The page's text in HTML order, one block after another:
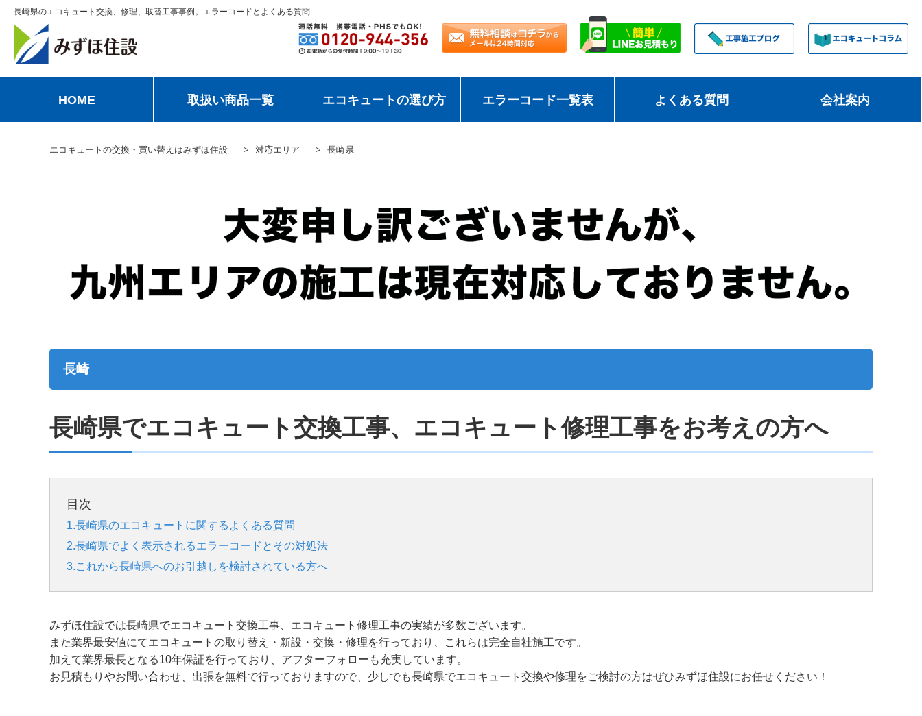
長崎県のエコキュート交換、修理、取替工事事例。エラーコードとよくある質問
HOME 取扱い商品一覧 エコキュートの選び方 エラーコード一覧表 よくある質問 会社案内
エコキュートの交換・買い替えはみずほ住設 対応エリア 長崎県
長崎
長崎県でエコキュート交換工事、エコキュート修理工事をお考えの方へ
目次
1.長崎県のエコキュートに関するよくある質問
2.長崎県でよく表示されるエラーコードとその対処法
3.これから長崎県へのお引越しを検討されている方へ
みずほ住設では長崎県でエコキュート交換工事、エコキュート修理工事の実績が多数ございます。
また業界最安値にてエコキュートの取り替え・新設・交換・修理を行っており、これらは完全自社施工です。
加えて業界最長となる10年保証を行っており、アフターフォローも充実しています。
お見積もりやお問い合わせ、出張を無料で行っておりますので、少しでも長崎県でエコキュート交換や修理をご検討の方はぜひみずほ住設にお任せください！